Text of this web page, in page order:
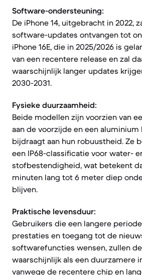
Software-ondersteuning:
De iPhone 14, uitgebracht in 2022,
software-updates ontvangen tot
iPhone 16E, die in 2025/2026 is
van een recentere release en zal
waarschijnlijk langer updates
2030-2031.
Fysieke duurzaamheid:
Beide modellen zijn voorzien van
aan de voorzijde en een
bijdraagt aan hun robuustheid. Ze
een IP68-classificatie voor water-
stofbestendigheid, wat betekent
minuten lang tot 6 meter diep
blijven.
Praktische levensduur:
Gebruikers die een langere
prestaties en toegang tot de
softwarefuncties wensen, zullen de
waarschijnlijk als een duurzamere
vanwege de recentere chip en